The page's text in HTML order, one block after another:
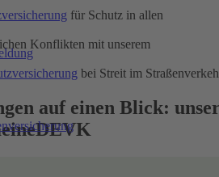
für Schutz in allen
Konflikten mit unserem
bei Streit im
auf einen Blick: